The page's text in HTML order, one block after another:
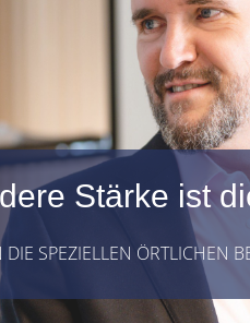
Stärke ist
SPEZIELLEN ÖRTLICHEN